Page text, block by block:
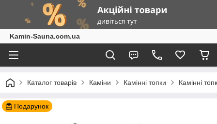
Kamin-Sauna.com.ua
Каталог товарів Каміни Камінні топки Камінні
Подарунок